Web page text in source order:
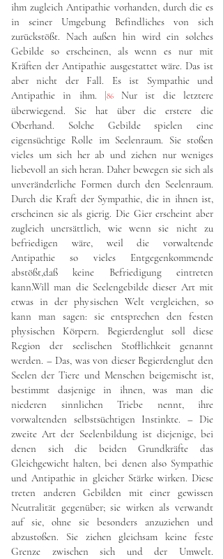
ihm zugleich Antipathie vorhanden, durch die es
in seiner Umgebung Befindliches von sich
zurückstößt. Nach außen hin wird ein solches
Gebilde so erscheinen, als wenn es nur mit
Kräften der Antipathie ausgestattet wäre. Das ist
aber nicht der Fall. Es ist Sympathie und
Antipathie in ihm. |86Nur ist die letztere
überwiegend. Sie hat über die erstere die
Oberhand. Solche Gebilde spielen eine
eigensüchtige Rolle im Seelenraum. Sie stoßen
vieles um sich her ab und ziehen nur weniges
liebevoll an sich heran. Daher bewegen sie sich als
unveränderliche Formen durch den Seelenraum.
Durch die Kraft der Sympathie, die in ihnen ist,
erscheinen sie als gierig. Die Gier erscheint aber
zugleich unersättlich, wie wenn sie nicht zu
befriedigen wäre, weil die vorwaltende
Antipathie so vieles Entgegenkommende
abstößt,daß keine Befriedigung eintreten
kann.Will man die Seelengebilde dieser Art mit
etwas in der physischen Welt vergleichen, so
kann man sagen: sie entsprechen den festen
physischen Körpern. Begierdenglut soll diese
Region der seelischen Stofflichkeit genannt
werden. – Das, was von dieser Begierdenglut den
Seelen der Tiere und Menschen beigemischt ist,
bestimmt dasjenige in ihnen, was man die
niederen sinnlichen Triebe nennt, ihre
vorwaltenden selbstsüchtigen Instinkte. – Die
zweite Art der Seelenbildung ist diejenige, bei
denen sich die beiden Grundkräfte das
Gleichgewicht halten, bei denen also Sympathie
und Antipathie in gleicher Stärke wirken. Diese
treten anderen Gebilden mit einer gewissen
Neutralität gegenüber; sie wirken als verwandt
auf sie, ohne sie besonders anzuziehen und
abzustoßen. Sie ziehen gleichsam keine feste
Grenze zwischen sich und der Umwelt.